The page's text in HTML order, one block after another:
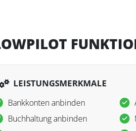
LEISTUNGSMERKMALE
Bankkonten anbinden
Buchhaltung anbinden